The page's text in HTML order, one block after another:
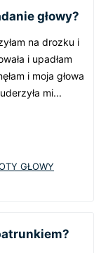
głowy?
na drozku i
i upadłam
i moja głowa
mi...
GŁOWY